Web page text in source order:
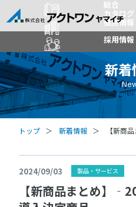
総合
カタログ
拠点情報
採用情報
新着
トップ 新着情報
【新商
2024/09/03 製品・サービス
【新商品まとめ】